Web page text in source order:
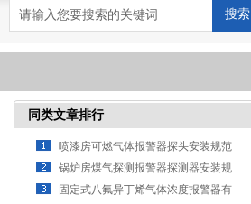
搜索
同类文章排行
喷漆房可燃气体报警器探头安装规范
锅炉房煤气探测报警器探测器安装规
范
固定式八氟异丁烯气体浓度报警器有